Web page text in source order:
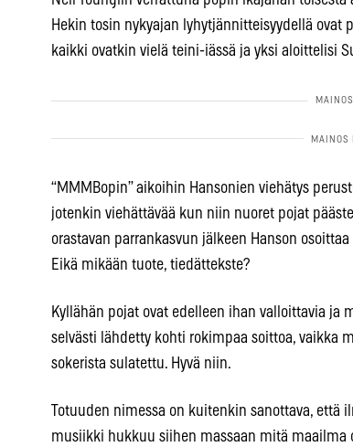
Hekin tosin nykyajan lyhytjännitteisyydellä ovat
kaikki ovatkin vielä teini-iässä ja yksi aloittelisi
“MMMBopin” aikoihin Hansonien viehätys
jotenkin viehättävää kun niin nuoret pojat
orastavan parrankasvun jälkeen Hanson
Eikä mikään tuote, tiedättekste?
Kyllähän pojat ovat edelleen ihan valloittavia ja
selvästi lähdetty kohti rokimpaa soittoa, vaikka
sokerista sulatettu. Hyvä niin.
Totuuden nimessa on kuitenkin sanottava, että
musiikki hukkuu siihen massaan mitä maailma